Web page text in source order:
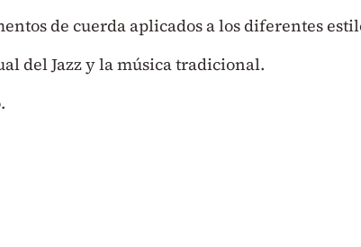
de cuerda aplicados a los diferentes
del Jazz y la música tradicional.